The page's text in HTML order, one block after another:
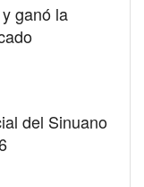
ganó la
del Sinuano